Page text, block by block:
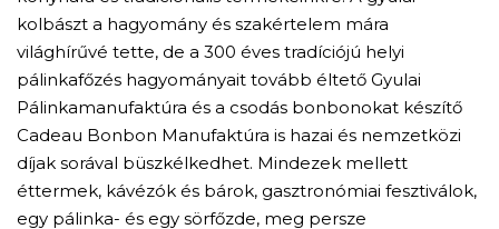
kolbászt a hagyomány és szakértelem mára
világhírűvé tette, de a 300 éves tradíciójú helyi
pálinkafőzés hagyományait tovább éltető Gyulai
Pálinkamanufaktúra és a csodás bonbonokat készítő
Cadeau Bonbon Manufaktúra is hazai és nemzetközi
díjak sorával büszkélkedhet. Mindezek mellett
éttermek, kávézók és bárok, gasztronómiai fesztiválok,
egy pálinka- és egy sörfőzde, meg persze